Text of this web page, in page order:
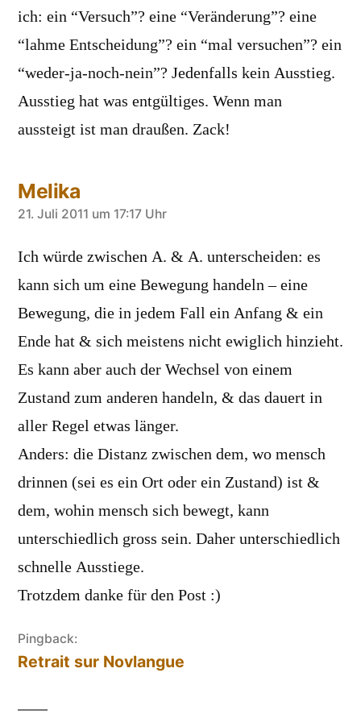
ich: ein “Versuch”? eine “Veränderung”? eine
“lahme Entscheidung”? ein “mal versuchen”? ein
“weder-ja-noch-nein”? Jedenfalls kein Ausstieg.
Ausstieg hat was entgültiges. Wenn man
aussteigt ist man draußen. Zack!
Melika
sagt:
21. Juli 2011 um 17:17 Uhr
Ich würde zwischen A. & A. unterscheiden: es
kann sich um eine Bewegung handeln – eine
Bewegung, die in jedem Fall ein Anfang & ein
Ende hat & sich meistens nicht ewiglich hinzieht.
Es kann aber auch der Wechsel von einem
Zustand zum anderen handeln, & das dauert in
aller Regel etwas länger.
Anders: die Distanz zwischen dem, wo mensch
drinnen (sei es ein Ort oder ein Zustand) ist &
dem, wohin mensch sich bewegt, kann
unterschiedlich gross sein. Daher unterschiedlich
schnelle Ausstiege.
Trotzdem danke für den Post :)
Pingback:
Retrait sur Novlangue